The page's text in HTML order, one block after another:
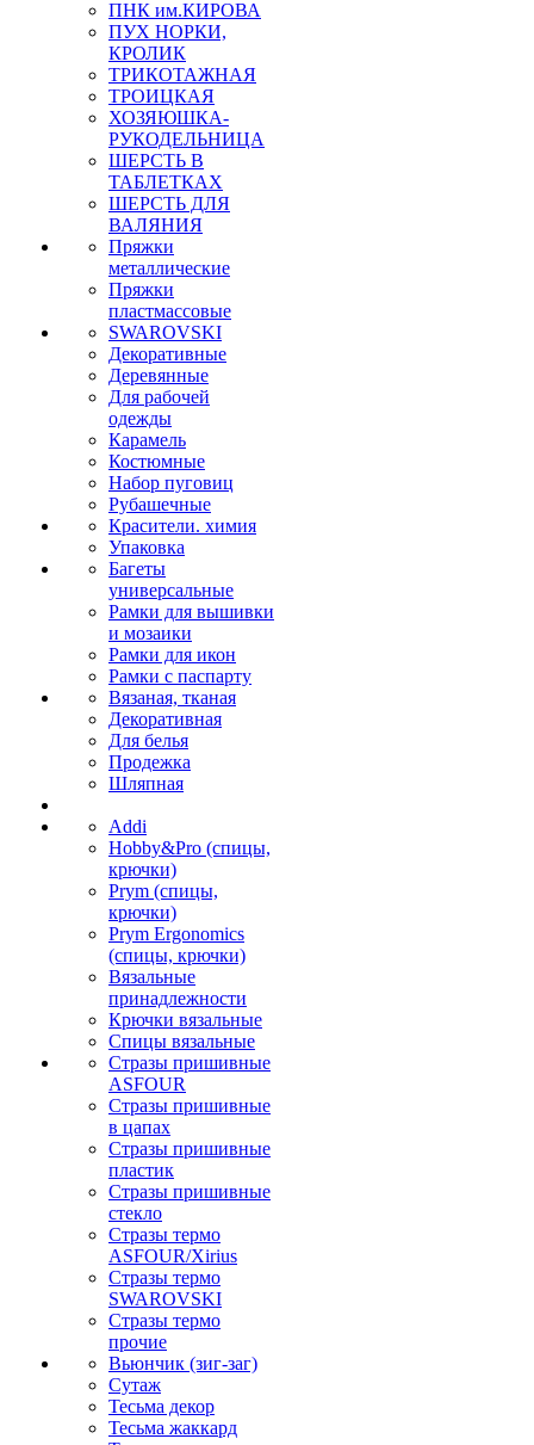
ПНК им.КИРОВА
ПУХ НОРКИ,
КРОЛИК
ТРИКОТАЖНАЯ
ТРОИЦКАЯ
ХОЗЯЮШКА-
РУКОДЕЛЬНИЦА
ШЕРСТЬ В
ТАБЛЕТКАХ
ШЕРСТЬ ДЛЯ
ВАЛЯНИЯ
Пряжки
металлические
Пряжки
пластмассовые
SWAROVSKI
Декоративные
Деревянные
Для рабочей
одежды
Карамель
Костюмные
Набор пуговиц
Рубашечные
Красители. химия
Упаковка
Багеты
универсальные
Рамки для вышивки
и мозаики
Рамки для икон
Рамки с паспарту
Вязаная, тканая
Декоративная
Для белья
Продежка
Шляпная
Addi
Hobby&Pro (спицы,
крючки)
Prym (спицы,
крючки)
Prym Ergonomics
(спицы, крючки)
Вязальные
принадлежности
Крючки вязальные
Спицы вязальные
Стразы пришивные
ASFOUR
Стразы пришивные
в цапах
Стразы пришивные
пластик
Стразы пришивные
стекло
Стразы термо
ASFOUR/Xirius
Стразы термо
SWAROVSKI
Стразы термо
прочие
Вьюнчик (зиг-заг)
Сутаж
Тесьма декор
Тесьма жаккард